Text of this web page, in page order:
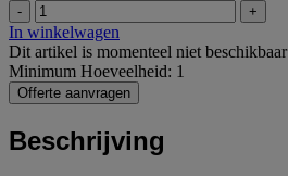
- +
In winkelwagen
Dit artikel is momenteel niet beschikbaar
Minimum Hoeveelheid: 1
Offerte aanvragen
Beschrijving